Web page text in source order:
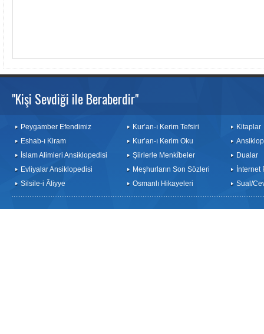
"Kişi Sevdiği ile Beraberdir"
Peygamber Efendimiz
Eshab-ı Kiram
İslam Alimleri Ansiklopedisi
Evliyalar Ansiklopedisi
Silsile-i Âliyye
Kur’an-ı Kerim Tefsiri
Kur’an-ı Kerim Oku
Şiirlerle Menkîbeler
Meşhurların Son Sözleri
Osmanlı Hikayeleri
Kitaplar
Dualar
İnternet
Sual/